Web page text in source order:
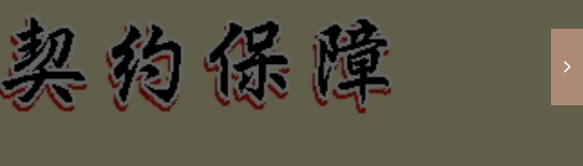
力、困難度高低與
否，定當竭盡心力